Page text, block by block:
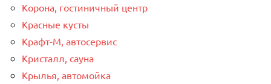
Корона, гостиничный центр
Красные кусты
Крафт-М, автосервис
Кристалл, сауна
Крылья, автомойка